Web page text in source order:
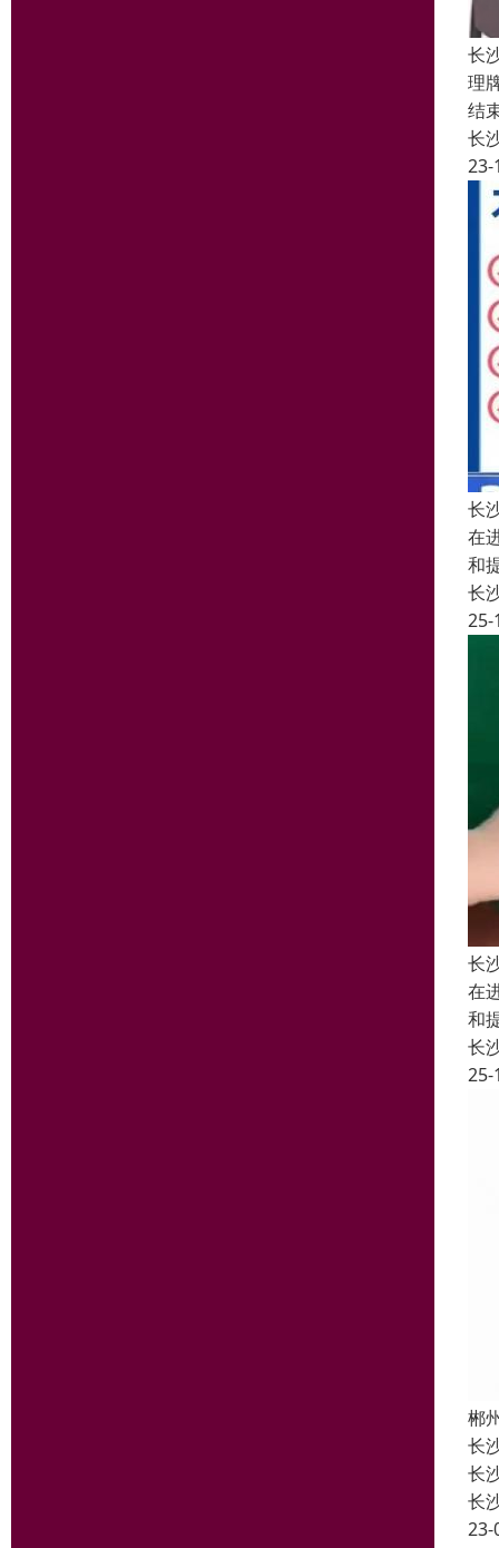
长
理
结
长
23-
长
在
和
长
25-
长
在
和
长
25-
郴
长
长
长
23-